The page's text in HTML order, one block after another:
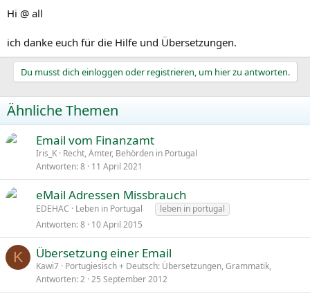
Hi @ all
ich danke euch für die Hilfe und Übersetzungen.
Du musst dich einloggen oder registrieren, um hier zu antworten.
Ähnliche Themen
Email vom Finanzamt
Iris_K Recht, Ämter, Behörden in Portugal
Antworten 8 11 April 2021
eMail Adressen Missbrauch
EDEHAC Leben in Portugal
leben in portugal
Antworten 8 10 April 2015
K Übersetzung einer Email
Kawi7 Portugiesisch + Deutsch: Übersetzungen, Grammatik,
Antworten 2 25 September 2012